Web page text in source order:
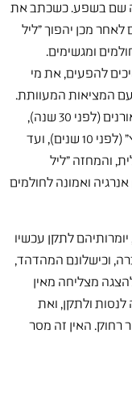
שם בשפע. כשכתב את
מכן יהפוך "ליל
ומגשימים.
להפעים, את מי
המציאות המעוותת.
בסדנאות אפעל (לפני 40 שנה), במדרשה באורנים (לפני 30 שנה),
במכינת רבין (לפני 20 שנה), ובתנועת "החלוץ" (לפני 10 שנים), ועד
והמחזה "ליל
ואמונה לחולמים
לתקן עכשיו
וכישלונם המהדהד,
מצליחה מאין
ולתקן, ואת
רחוק. האין זה מסר